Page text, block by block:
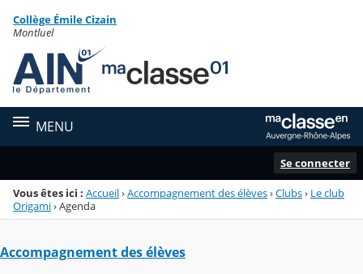
Menu de la rubrique
Contenu
Collège Émile Cizain
Montluel
MENU
Se connecter
Vous êtes ici : Accueil›Accompagnement des élèves›Clubs› Le club
Origami›Agenda
Accompagnement des élèves